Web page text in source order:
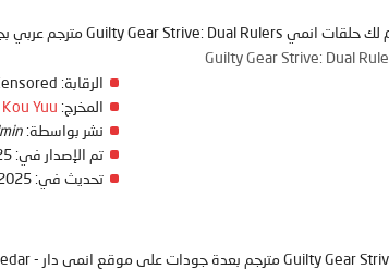
Guilty Gear Strive: Dual
الرقابة:
المخرج: Kou Yuu
نشر بواسطة:
تم الإصدار في:
تحديث في: